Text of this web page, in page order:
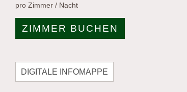
pro Zimmer / Nacht
ZIMMER BUCHEN
DIGITALE INFOMAPPE